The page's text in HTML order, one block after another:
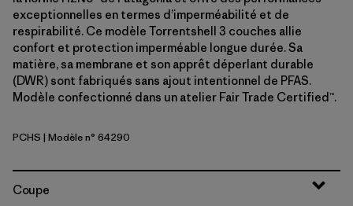
exceptionnelles en termes d’imperméabilité et de
respirabilité. Ce modèle Torrentshell 3 couches allie
confort et protection imperméable longue durée. Sa
matière, sa membrane et son apprêt déperlant durable
(DWR) sont fabriqués sans ajout intentionnel de PFAS.
Modèle confectionné dans un atelier Fair Trade Certified™.
Peach Sherbet
PCHS | Modèle n° 64290
Coupe